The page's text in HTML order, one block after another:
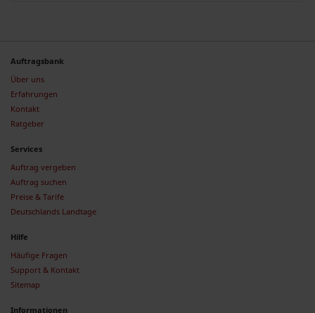
Auftragsbank
Über uns
Erfahrungen
Kontakt
Ratgeber
Services
Auftrag vergeben
Auftrag suchen
Preise & Tarife
Deutschlands Landtage
Hilfe
Häufige Fragen
Support & Kontakt
Sitemap
Informationen